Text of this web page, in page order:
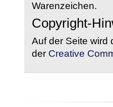
Warenzeichen.
Copyright-
Auf der Seite wird
der Creative